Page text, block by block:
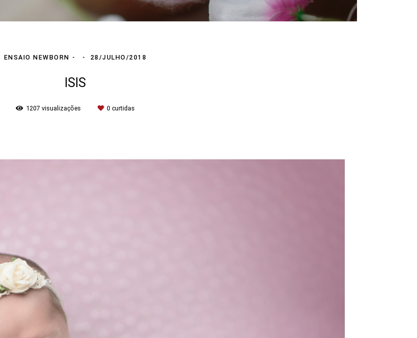
ENSAIO NEWBORN 28/JULHO/2018
ISIS
1207 visualizações 0 curtidas